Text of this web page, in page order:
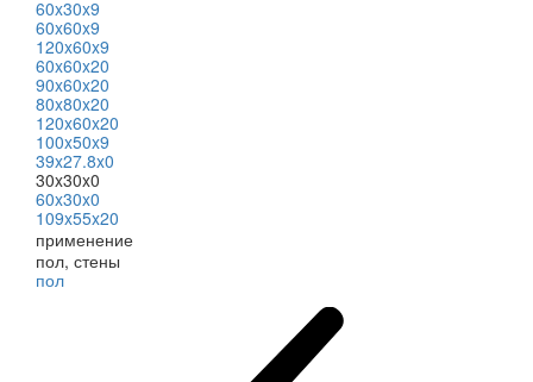
60x30x9
60x60x9
120x60x9
60x60x20
90x60x20
80x80x20
120x60x20
100x50x9
39x27.8x0
30x30x0
60x30x0
109x55x20
применение
пол, стены
пол